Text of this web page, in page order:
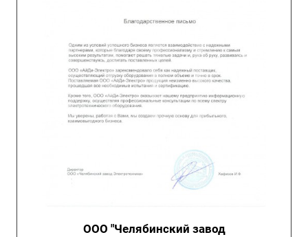
ООО "Челябинский завод